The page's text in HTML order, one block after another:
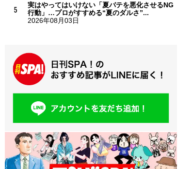
実はやってはいけない「夏バテを悪化させるNG
行動」…プロがすすめる“夏のダルさ”...
2026年08月03日